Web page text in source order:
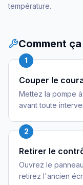
température.
Comment
1
Couper le
Mettez la pompe
avant toute
2
Retirer le
Ouvrez le
retirez l'ancien